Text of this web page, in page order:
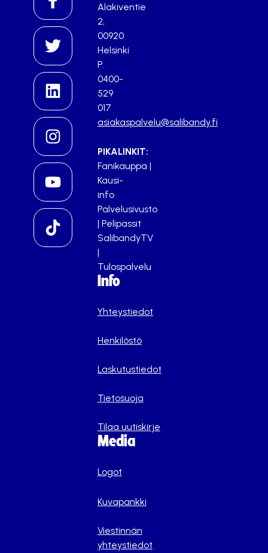
Alakiventie
2,
00920
Helsinki
P.
0400-
529
017
asiakaspalvelu@salibandy.fi
PIKALINKIT:
Fanikauppa |
Kausi-
info
Palvelusivusto
| Pelipassit
SalibandyTV
|
Tulospalvelu
Info
Yhteystiedot
Henkilöstö
Laskutustiedot
Tietosuoja
Tilaa uutiskirje
Media
Logot
Kuvapankki
Viestinnän
yhteystiedot